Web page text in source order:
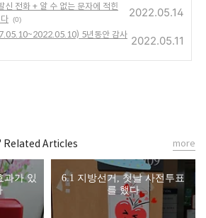
신 전화 + 알 수 없는 문자에 적힌
(0)
2022.05.14
5년동안 감사 2022.05.11
Related Articles
과가 있
6.1 지방선거, 첫날 사전투표
를 했다
more